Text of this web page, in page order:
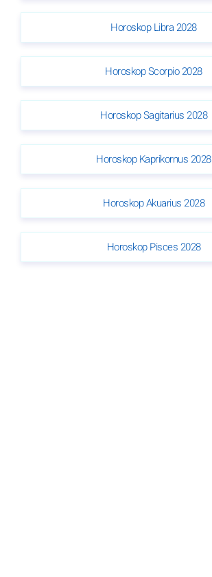
Horoskop Libra 2028
Horoskop Scorpio 2028
Horoskop Sagitarius 2028
Horoskop Kaprikornus 2028
Horoskop Akuarius 2028
Horoskop Pisces 2028